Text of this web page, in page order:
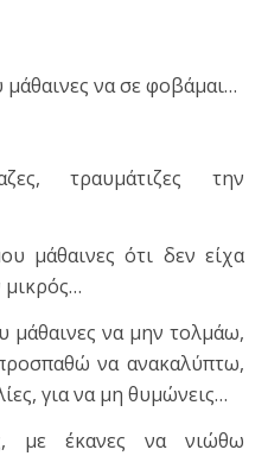
να σε φοβάμαι…
τραυμάτιζες την
μάθαινες ότι δεν είχα
μικρός…
να μην τολμάω,
να ανακαλύπτω,
για να μη θυμώνεις…
με έκανες να νιώθω